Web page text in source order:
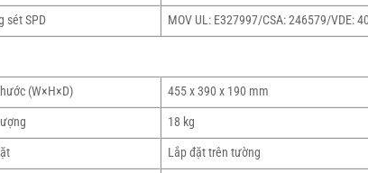
sét SPD
MOV UL: E327997/CSA: 246579/VDE:
(W×H×D)
455 x 390 x 190 mm
18 kg
Lắp đặt trên tường